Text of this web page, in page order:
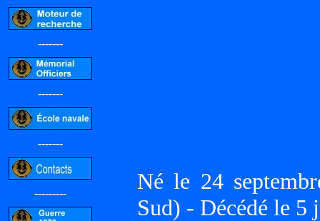
-------
-------
-------
---------
Né le 24
Sud) - Décédé le